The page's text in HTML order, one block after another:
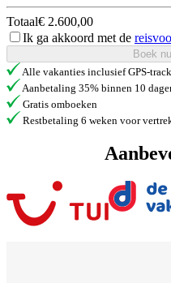
Totaal€ 2.600,00
Ik ga akkoord met de
Boek
Alle vakanties inclusief GPS-
Aanbetaling 35% binnen 10
Gratis omboeken
Restbetaling 6 weken voor